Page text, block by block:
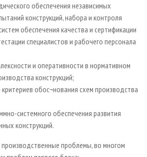
обеспечения независимых
конструкций, набора и контроля
обеспечения качества и сертификации
специалистов и рабочего персонала
и оперативности в нормативном
конструкций;
обос¬нования схем производства
системного обеспечения развития
конструкций.
проблемы, во многом